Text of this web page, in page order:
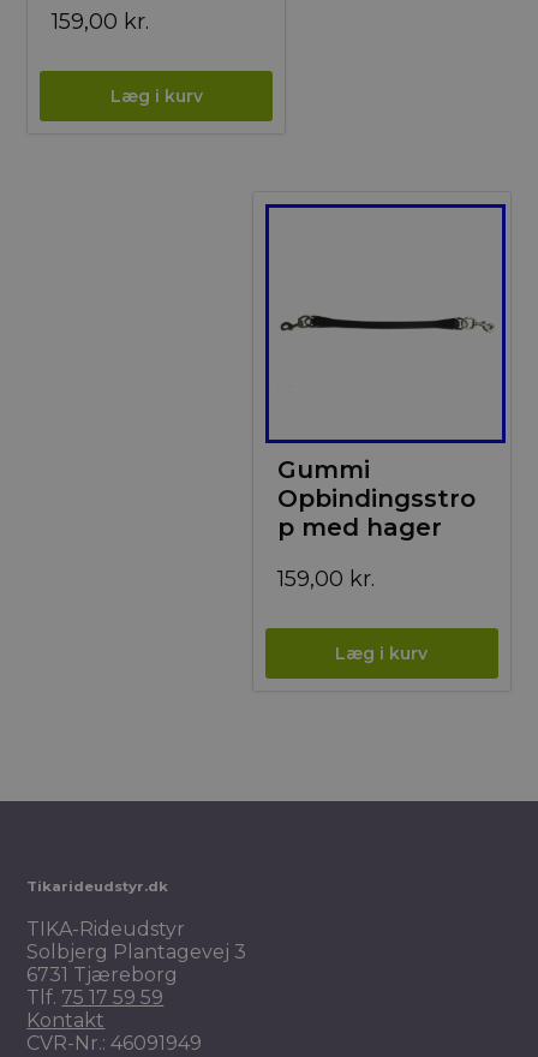
159,00 kr.
Gummi
Opbindingsstro
p med hager
159,00 kr.
Tikarideudstyr.dk
TIKA-Rideudstyr
Solbjerg Plantagevej 3
6731 Tjæreborg
Tlf. 75 17 59 59
Kontakt
CVR-Nr.: 46091949